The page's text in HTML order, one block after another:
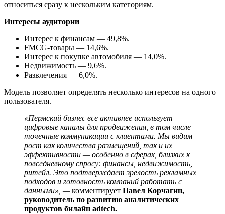
относиться сразу к нескольким категориям.
Интересы аудитории
Интерес к финансам — 49,8%.
FMCG-товары — 14,6%.
Интерес к покупке автомобиля — 14,0%.
Недвижимость — 9,6%.
Развлечения — 6,0%.
Модель позволяет определять несколько интересов на одного
пользователя.
«Пермский бизнес все активнее использует
цифровые каналы для продвижения, в том числе
точечные коммуникации с клиентами. Мы видим
рост как количества размещений, так и их
эффективности — особенно в сферах, близких к
повседневному спросу: финансы, недвижимость,
ритейл. Это подтверждает зрелость рекламных
подходов и готовность компаний работать с
данными», —комментирует Павел Корчагин,
руководитель по развитию аналитических
продуктов билайн adtech.